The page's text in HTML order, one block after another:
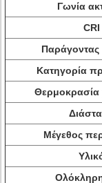
Γωνία
CRI
Παράγοντας
Κατηγορία
Θερμοκρασία
Μέγεθος